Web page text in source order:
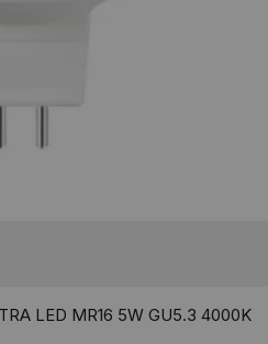
LED MR16 5W GU5.3 4000K